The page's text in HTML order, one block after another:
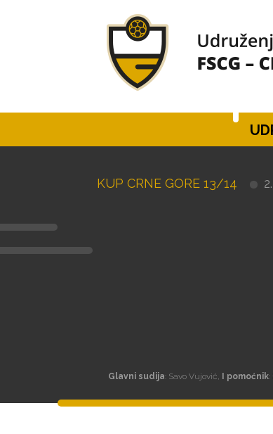
KUP CRNE GORE 13/14
Glavni sudija: Savo Vujović, I pomoćnik